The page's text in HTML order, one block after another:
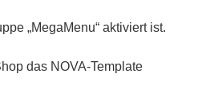
„MegaMenu“ aktiviert ist.
das NOVA-Template